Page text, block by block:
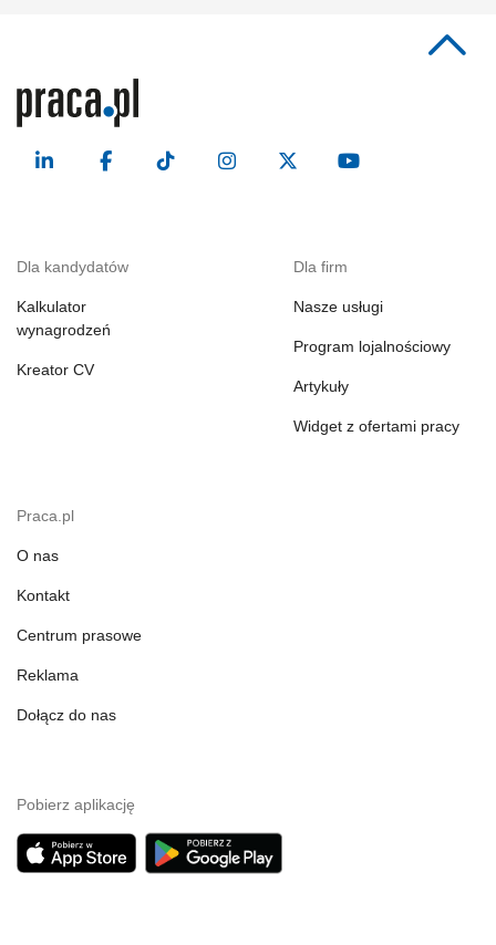
Dla kandydatów
Kalkulator
wynagrodzeń
Kreator CV
Dla firm
Nasze usługi
Program lojalnościowy
Artykuły
Widget z ofertami pracy
Praca.pl
O nas
Kontakt
Centrum prasowe
Reklama
Dołącz do nas
Pobierz aplikację